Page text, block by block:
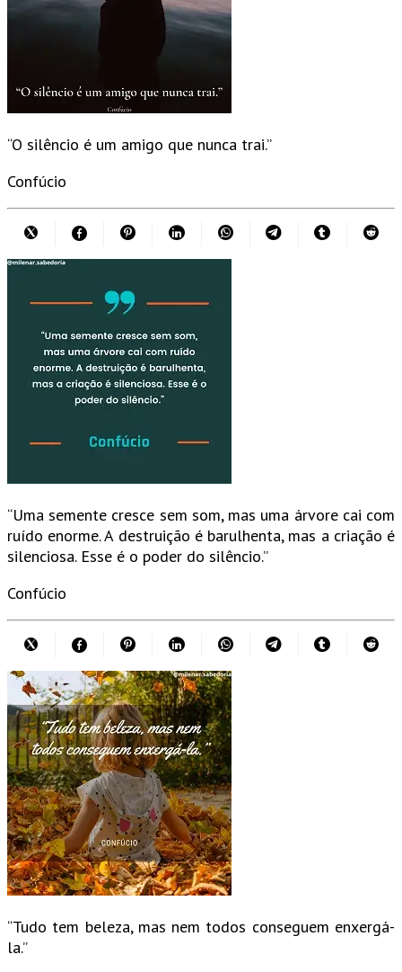
“O silêncio é um amigo que nunca trai.”
Confúcio
“Uma semente cresce sem som, mas uma árvore cai com
ruído enorme. A destruição é barulhenta, mas a criação é
silenciosa. Esse é o poder do silêncio.”
Confúcio
“Tudo tem beleza, mas nem todos conseguem enxergá-
la.”